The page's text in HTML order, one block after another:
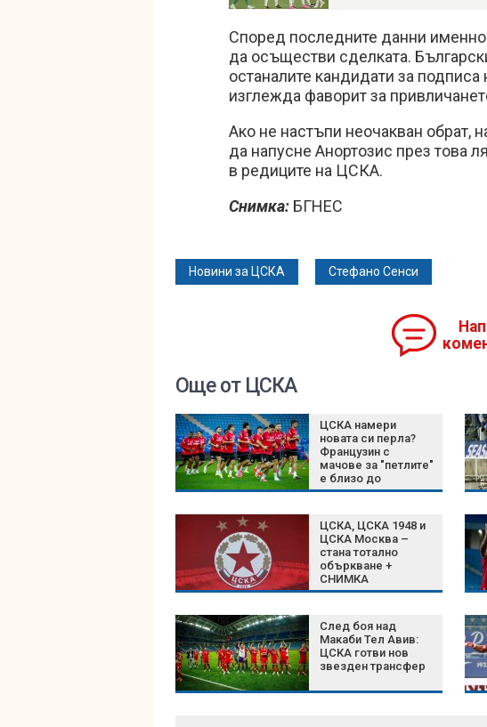
Според последните данни
да осъществи сделката.
останалите кандидати за
изглежда фаворит за
Ако не настъпи неочакван обрат,
да напусне Анортозис през това
в редиците на ЦСКА.
Снимка: БГНЕС
Новини за ЦСКА Стефано Сенси
Още от ЦСКА
ЦСКА намери
новата си перла?
Французин с
мачове за "петлите"
е близо до
"червените"
ЦСКА, ЦСКА 1948 и
ЦСКА Москва –
стана тотално
объркване +
СНИМКА
След боя над
Макаби Тел Авив:
ЦСКА готви нов
звезден трансфер